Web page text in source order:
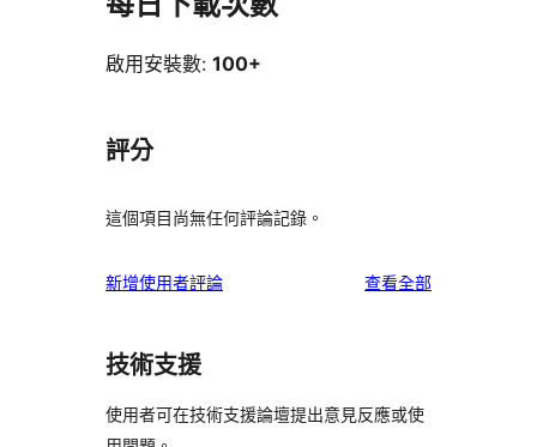
啟用安裝數: 100+
評分
這個項目尚無任何評論記錄。
新增使用者評論 查看全部使
技術支援
使用者可在技術支援論壇提出意見反應或使